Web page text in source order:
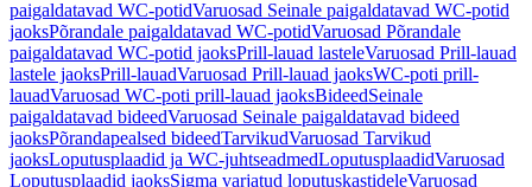
paigaldatavad WC-potidVaruosad Seinale paigaldatavad WC-potid
jaoksPõrandale paigaldatavad WC-potidVaruosad Põrandale
paigaldatavad WC-potid jaoksPrill-lauad lasteleVaruosad Prill-lauad
lastele jaoksPrill-lauadVaruosad Prill-lauad jaoksWC-poti prill-
lauadVaruosad WC-poti prill-lauad jaoksBideedSeinale
paigaldatavad bideedVaruosad Seinale paigaldatavad bideed
jaoksPõrandapealsed bideedTarvikudVaruosad Tarvikud
jaoksLoputusplaadid ja WC-juhtseadmedLoputusplaadidVaruosad
Loputusplaadid jaoksSigma varjatud loputuskastideleVaruosad